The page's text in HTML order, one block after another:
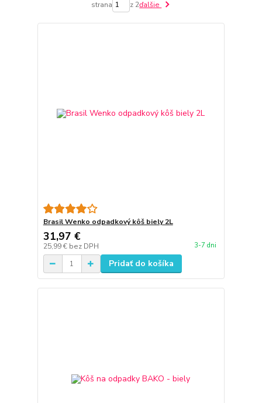
strana z 2ďalšie
Brasil Wenko odpadkový kôš biely 2L
31,97 €
25,99 € bez DPH 3-7 dni
Pridať do košíka